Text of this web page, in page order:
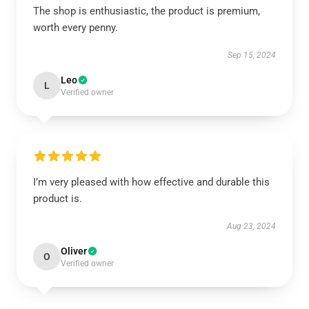
The shop is enthusiastic, the product is premium,
worth every penny.
Sep 15, 2024
L Leo
Verified owner
I’m very pleased with how effective and durable this
product is.
Aug 23, 2024
O Oliver
Verified owner